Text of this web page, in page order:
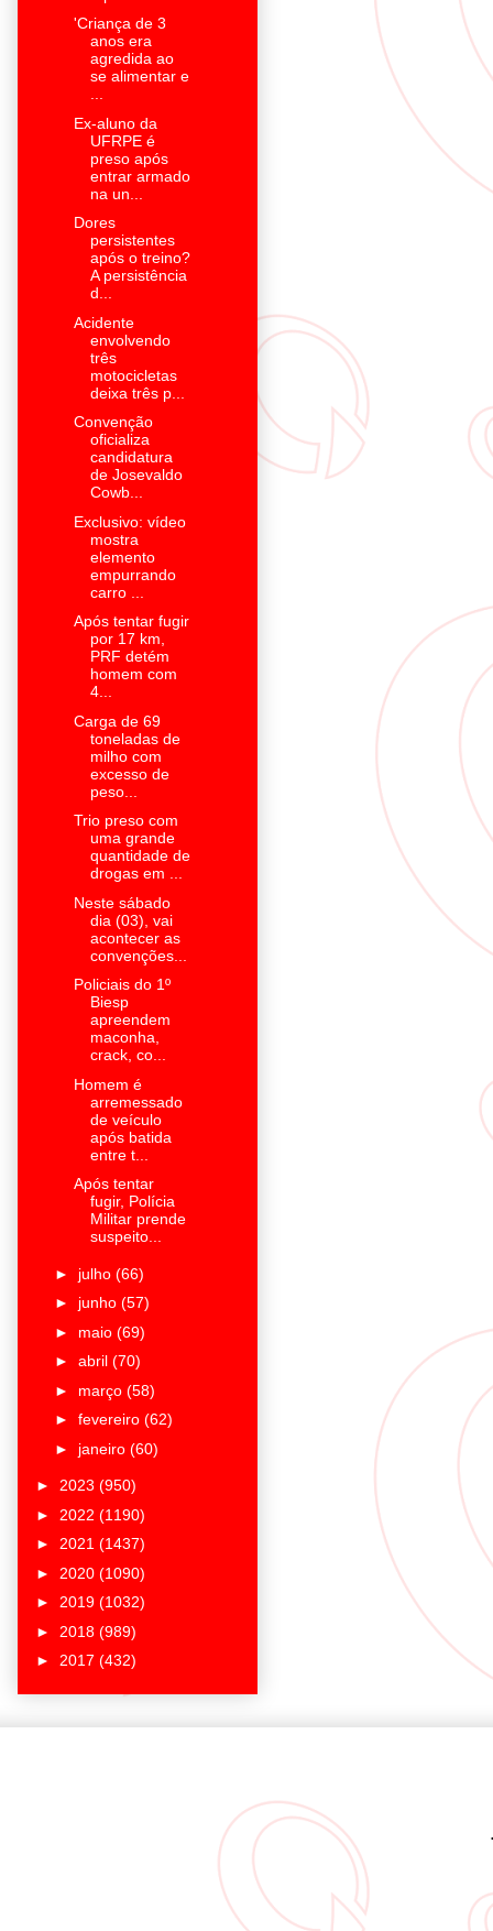
'Criança de 3
anos era
agredida ao
se alimentar e
...
Ex-aluno da
UFRPE é
preso após
entrar armado
na un...
Dores
persistentes
após o treino?
A persistência
d...
Acidente
envolvendo
três
motocicletas
deixa três p...
Convenção
oficializa
candidatura
de Josevaldo
Cowb...
Exclusivo: vídeo
mostra
elemento
empurrando
carro ...
Após tentar fugir
por 17 km,
PRF detém
homem com
4...
Carga de 69
toneladas de
milho com
excesso de
peso...
Trio preso com
uma grande
quantidade de
drogas em ...
Neste sábado
dia (03), vai
acontecer as
convenções...
Policiais do 1º
Biesp
apreendem
maconha,
crack, co...
Homem é
arremessado
de veículo
após batida
entre t...
Após tentar
fugir, Polícia
Militar prende
suspeito...
► julho (66)
► junho (57)
► maio (69)
► abril (70)
► março (58)
► fevereiro (62)
► janeiro (60)
► 2023 (950)
► 2022 (1190)
► 2021 (1437)
► 2020 (1090)
► 2019 (1032)
► 2018 (989)
► 2017 (432)